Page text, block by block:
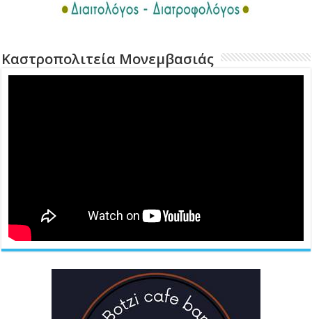
Καστροπολιτεία Μονεμβασιάς